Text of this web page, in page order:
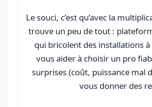
Le souci, c’est qu’avec la
trouve un peu de tout :
qui bricolent des installations à
vous aider à choisir un pro
surprises (coût, puissance mal
vous donner des